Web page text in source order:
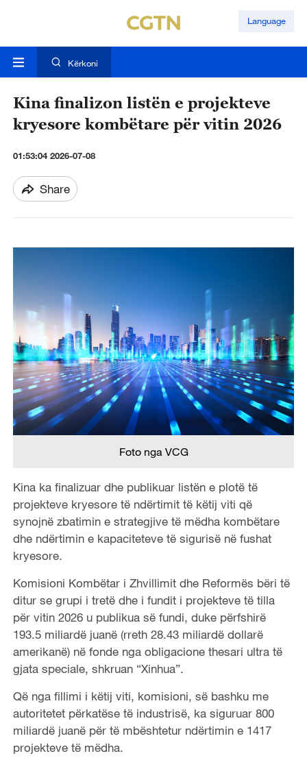
Language
Kërkoni
Kina finalizon listën e projekteve
kryesore kombëtare për vitin 2026
01:53:04 2026-07-08
Share
Foto nga VCG
Kina ka finalizuar dhe publikuar listën e plotë të
projekteve kryesore të ndërtimit të këtij viti që
synojnë zbatimin e strategjive të mëdha kombëtare
dhe ndërtimin e kapaciteteve të sigurisë në fushat
kryesore.
Komisioni Kombëtar i Zhvillimit dhe Reformës bëri të
ditur se grupi i tretë dhe i fundit i projekteve të tilla
për vitin 2026 u publikua së fundi, duke përfshirë
193.5 miliardë juanë (rreth 28.43 miliardë dollarë
amerikanë) në fonde nga obligacione thesari ultra të
gjata speciale, shkruan “Xinhua”.
Që nga fillimi i këtij viti, komisioni, së bashku me
autoritetet përkatëse të industrisë, ka siguruar 800
miliardë juanë për të mbështetur ndërtimin e 1417
projekteve të mëdha.